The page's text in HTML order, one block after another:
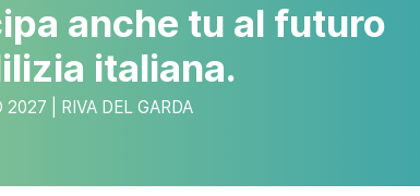
anche tu al futuro
italiana.
| RIVA DEL GARDA